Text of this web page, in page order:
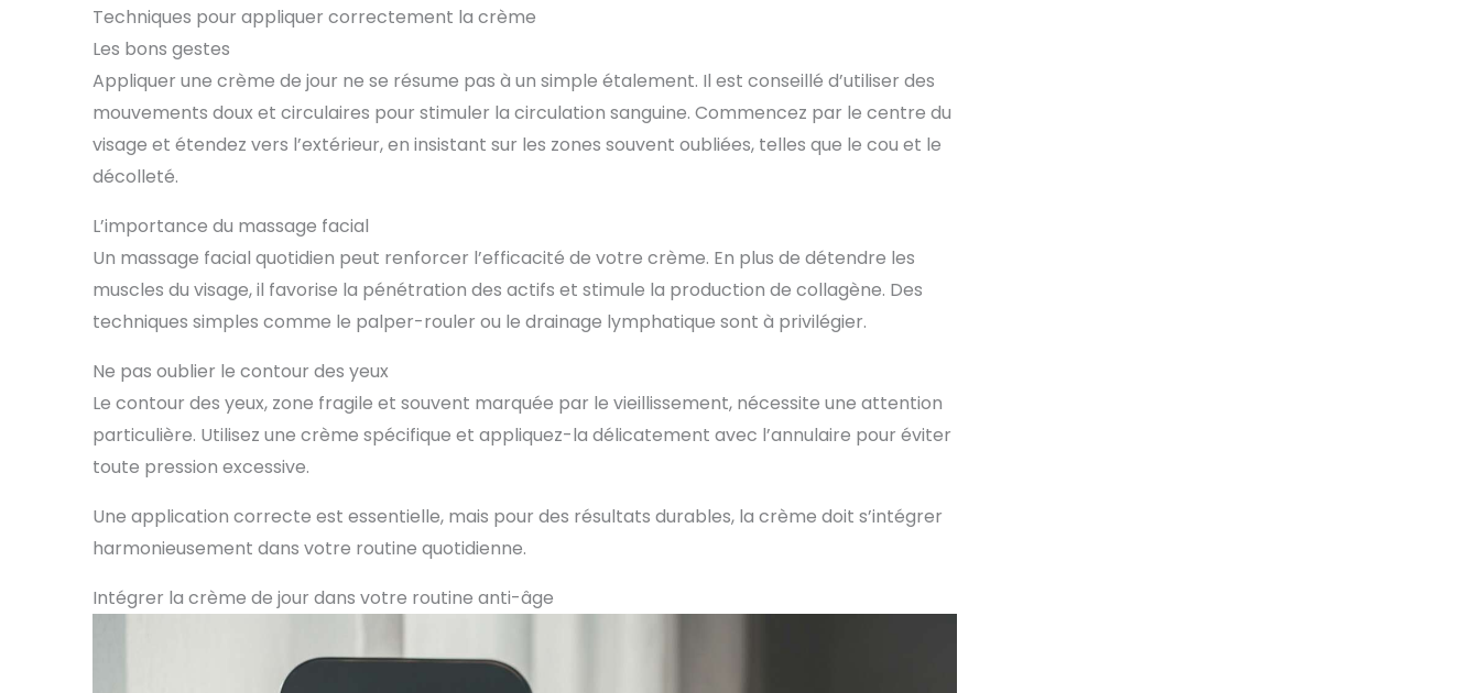
Techniques pour appliquer correctement la crème
Les bons gestes
Appliquer une crème de jour ne se résume pas à un simple étalement. Il est conseillé d’utiliser des
mouvements doux et circulaires pour stimuler la circulation sanguine. Commencez par le centre du
visage et étendez vers l’extérieur, en insistant sur les zones souvent oubliées, telles que le cou et le
décolleté.
L’importance du massage facial
Un massage facial quotidien peut renforcer l’efficacité de votre crème. En plus de détendre les
muscles du visage, il favorise la pénétration des actifs et stimule la production de collagène. Des
techniques simples comme le palper-rouler ou le drainage lymphatique sont à privilégier.
Ne pas oublier le contour des yeux
Le contour des yeux, zone fragile et souvent marquée par le vieillissement, nécessite une attention
particulière. Utilisez une crème spécifique et appliquez-la délicatement avec l’annulaire pour éviter
toute pression excessive.
Une application correcte est essentielle, mais pour des résultats durables, la crème doit s’intégrer
harmonieusement dans votre routine quotidienne.
Intégrer la crème de jour dans votre routine anti-âge